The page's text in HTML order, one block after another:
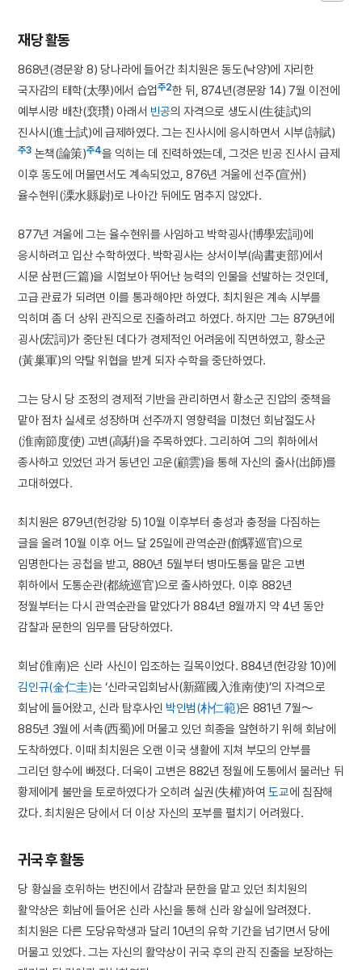
재당 활동
868년(경문왕 8) 당나라에 들어간 최치원은 동도(낙양)에 자리한
국자감의 태학(太學)에서 습업주2한 뒤, 874년(경문왕 14) 7월 이전에
예부시랑 배찬(裵瓚) 아래서 빈공의 자격으로 생도시(生徒試)의
진사시(進士試)에 급제하였다. 그는 진사시에 응시하면서 시부(詩賦)
주3 논책(論策)주4을 익히는 데 진력하였는데, 그것은 빈공 진사시 급제
이후 동도에 머물면서도 계속되었고, 876년 겨울에 선주(宣州)
율수현위(溧水縣尉)로 나아간 뒤에도 멈추지 않았다.
877년 겨울에 그는 율수현위를 사임하고 박학굉사(博學宏詞)에
응시하려고 입산 수학하였다. 박학굉사는 상서이부(尙書吏部)에서
시문 삼편(三篇)을 시험보아 뛰어난 능력의 인물을 선발하는 것인데,
고급 관료가 되려면 이를 통과해야만 하였다. 최치원은 계속 시부를
익히며 좀 더 상위 관직으로 진출하려고 하였다. 하지만 그는 879년에
굉사(宏詞)가 중단된 데다가 경제적인 어려움에 직면하였고, 황소군
(黃巢軍)의 약탈 위협을 받게 되자 수학을 중단하였다.
그는 당시 당 조정의 경제적 기반을 관리하면서 황소군 진압의 중책을
맡아 점차 실세로 성장하며 선주까지 영향력을 미쳤던 회남절도사
(淮南節度使) 고변(高騈)을 주목하였다. 그리하여 그의 휘하에서
종사하고 있었던 과거 동년인 고운(顧雲)을 통해 자신의 출사(出師)를
고대하였다.
최치원은 879년(헌강왕 5) 10월 이후부터 충성과 충정을 다짐하는
글을 올려 10월 이후 어느 달 25일에 관역순관(館驛巡官)으로
임명한다는 공첩을 받고, 880년 5월부터 병마도통을 맡은 고변
휘하에서 도통순관(都統巡官)으로 출사하였다. 이후 882년
정월부터는 다시 관역순관을 맡았다가 884년 8월까지 약 4년 동안
감찰과 문한의 임무를 담당하였다.
회남(淮南)은 신라 사신이 입조하는 길목이었다. 884년(헌강왕 10)에
김인규(金仁圭)는 ‘신라국입회남사(新羅國入淮南使)’의 자격으로
회남에 들어왔고, 신라 탐후사인 박인범(朴仁範)은 881년 7월～
885년 3월에 서촉(西蜀)에 머물고 있던 희종을 알현하기 위해 회남에
도착하였다. 이때 최치원은 오랜 이국 생활에 지쳐 부모의 안부를
그리던 향수에 빠졌다. 더욱이 고변은 882년 정월에 도통에서 물러난 뒤
황제에게 불만을 토로하였다가 오히려 실권(失權)하여 도교에 침잠해
갔다. 최치원은 당에서 더 이상 자신의 포부를 펼치기 어려웠다.
귀국 후 활동
당 황실을 호위하는 번진에서 감찰과 문한을 맡고 있던 최치원의
활약상은 회남에 들어온 신라 사신을 통해 신라 왕실에 알려졌다.
최치원은 다른 도당유학생과 달리 10년의 유학 기간을 넘기면서 당에
머물고 있었다. 그는 자신의 활약상이 귀국 후의 관직 진출을 보장하는